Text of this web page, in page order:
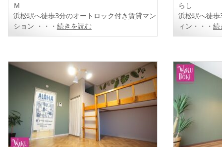
Ｍ
浜松駅へ徒歩3分のオートロック付き賃貸マン
ション ・・・ 続きを読む
らし
浜松駅へ徒
ィン・・・ 続